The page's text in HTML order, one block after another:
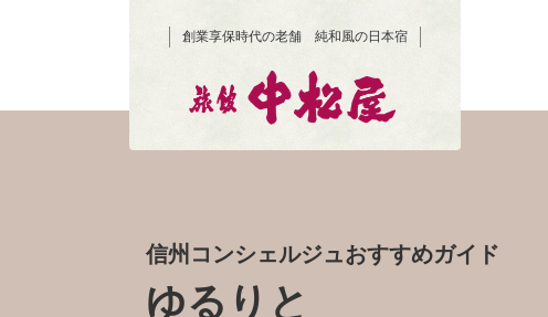
創業享保時代の老舗 純和風の日本宿
信州コンシェルジュおすすめガイド
ゆるりと